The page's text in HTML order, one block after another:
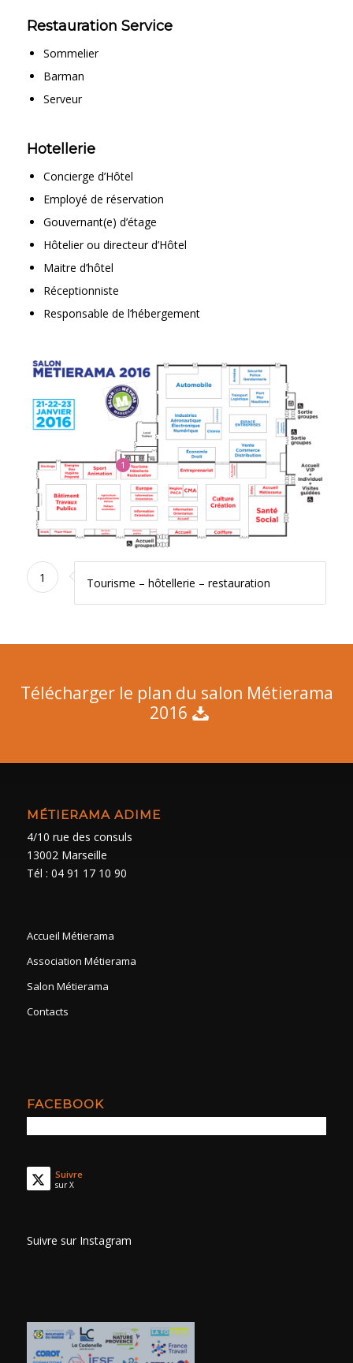
Restauration Service
Sommelier
Barman
Serveur
Hotellerie
Concierge d’Hôtel
Employé de réservation
Gouvernant(e) d’étage
Hôtelier ou directeur d’Hôtel
Maitre d’hôtel
Réceptionniste
Responsable de l’hébergement
1
1 Tourisme – hôtellerie – restauration
Télécharger le plan du salon Métierama
2016
MÉTIERAMA ADIME
4/10 rue des consuls
13002 Marseille
Tél : 04 91 17 10 90
Accueil Métierama
Association Métierama
Salon Métierama
Contacts
FACEBOOK
Suivre
sur X
Suivre sur Instagram